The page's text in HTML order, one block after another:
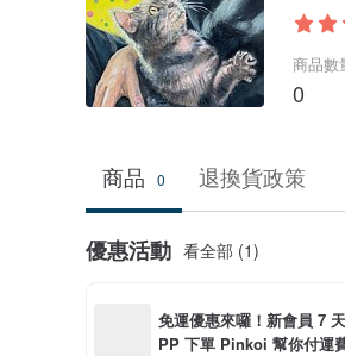
商品數
0
商品 0 退換貨政策
優惠活動 看全部 (1)
免運優惠來囉！新會員 7
PP 下單 Pinkoi 幫你付運